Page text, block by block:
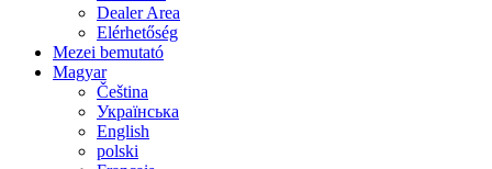
Dealer Area
Elérhetőség
Mezei bemutató
Magyar
Čeština
Українська
English
polski